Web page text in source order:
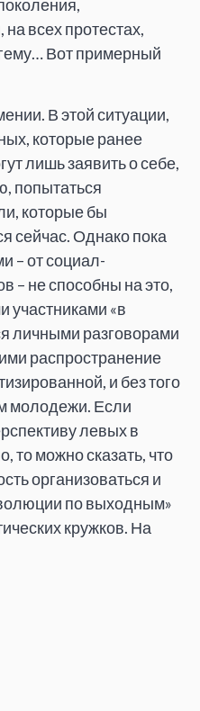
всех протестах,
Вот примерный
В этой ситуации,
которые ранее
лишь заявить о себе,
попытаться
которые бы
сейчас. Однако пока
– от социал-
– не способны на это,
участниками «в
личными разговорами
распространение
и без того
молодежи. Если
левых в
то можно сказать, что
организоваться и
по выходным»
кружков. На